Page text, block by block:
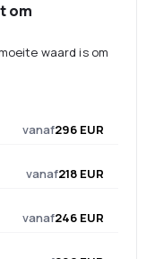
om
waard is om
vanaf296 EUR
vanaf218 EUR
vanaf246 EUR